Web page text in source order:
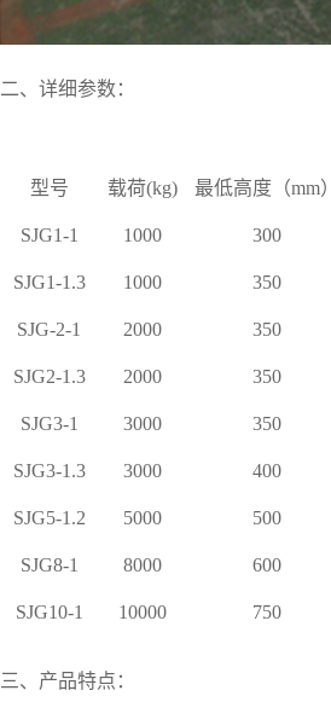
二、详细参数：
型号 载荷(kg) 最低高度 （mm）
SJG1-1 1000 300
SJG1-1.3 1000 350
SJG-2-1 2000 350
SJG2-1.3 2000 350
SJG3-1 3000 350
SJG3-1.3 3000 400
SJG5-1.2 5000 500
SJG8-1 8000 600
SJG10-1 10000 750
三、 产品特点：